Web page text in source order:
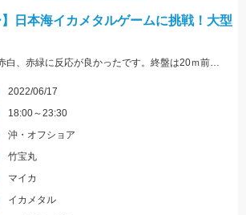
】日本海イカメタルゲームに挑戦！大型
メインは20号を使用。赤白、赤緑に反応が良かったです。終盤は20ｍ前後のタナでも連発しました。
2022/06/17
18:00～23:30
沖・オフショア
竹宝丸
マイカ
イカメタル